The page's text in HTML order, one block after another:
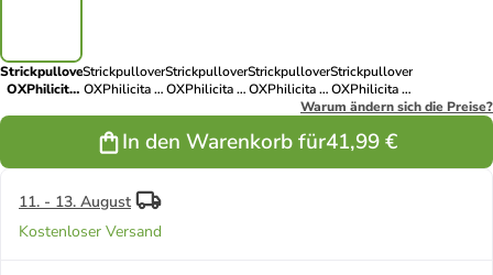
Strickpullover
OXPhilicita
Strickpullover
OXPhilicita in
Strickpullover
OXPhilicita in
Strickpullover
OXPhilicita in
Grau
Strickpullover
OXPhilicita in
Braun
Warum ändern sich die Preise?
In den Warenkorb für41,99 €
11. - 13. August
Kostenloser Versand